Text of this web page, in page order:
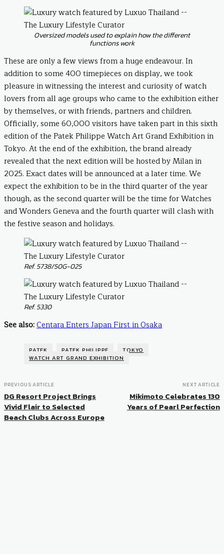
Oversized models used to explain how the different
functions work
These are only a few views from a huge endeavour. In
addition to some 400 timepieces on display, we took
pleasure in witnessing the interest and curiosity of watch
lovers from all age groups who came to the exhibition either
by themselves, or with friends, partners and children.
Officially, some 60,000 visitors have taken part in this sixth
edition of the Patek Philippe Watch Art Grand Exhibition in
Tokyo. At the end of the exhibition, the brand already
revealed that the next edition will be hosted by Milan in
2025. Exact dates will be announced at a later time. We
expect the exhibition to be in the third quarter of the year
though, as the second quarter will be the time for Watches
and Wonders Geneva and the fourth quarter will clash with
the festive season and holidays.
Ref. 5738/50G-025
Ref. 5330
See also:Centara Enters Japan First in Osaka
PATEK PATEK PHILIPPE
TOKYO
WATCH ART GRAND EXHIBITION
PREVIOUS ARTICLE
DG Resort Project Brings
Vivid Flair to Selected
Beach Clubs Across Europe
NEXT ARTICLE
Mikimoto Celebrates 130
Years of Pearl Perfection